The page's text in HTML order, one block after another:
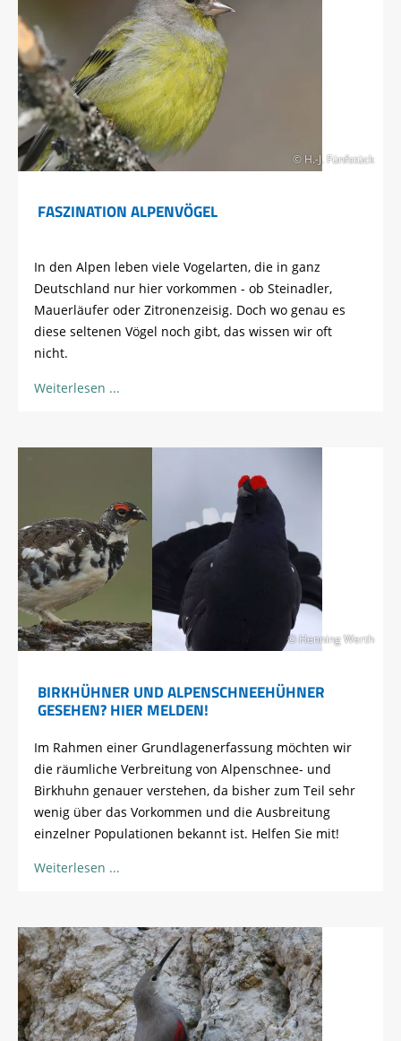
© H.-J. Fünfstück
FASZINATION ALPENVÖGEL
In den Alpen leben viele Vogelarten, die in ganz
Deutschland nur hier vorkommen - ob Steinadler,
Mauerläufer oder Zitronenzeisig. Doch wo genau es
diese seltenen Vögel noch gibt, das wissen wir oft
nicht.
Weiterlesen
© Henning Werth
BIRKHÜHNER UND ALPENSCHNEEHÜHNER
GESEHEN? HIER MELDEN!
Im Rahmen einer Grundlagenerfassung möchten wir
die räumliche Verbreitung von Alpenschnee- und
Birkhuhn genauer verstehen, da bisher zum Teil sehr
wenig über das Vorkommen und die Ausbreitung
einzelner Populationen bekannt ist. Helfen Sie mit!
Weiterlesen